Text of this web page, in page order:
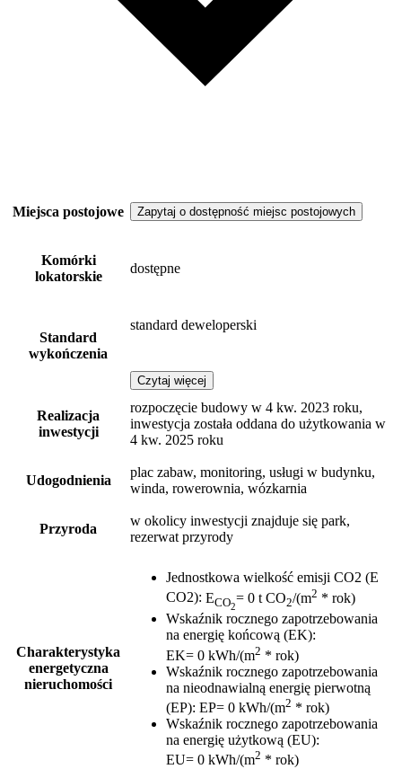
Miejsca postojowe Zapytaj o dostępność miejsc postojowych
Komórki
lokatorskie
dostępne
Standard
wykończenia
standard deweloperski
Czytaj więcej
Realizacja
inwestycji
rozpoczęcie budowy w 4 kw. 2023 roku,
inwestycja została oddana do użytkowania w
4 kw. 2025 roku
Udogodnienia
plac zabaw, monitoring, usługi w budynku,
winda, rowerownia, wózkarnia
Przyroda
w okolicy inwestycji znajduje się park,
rezerwat przyrody
Charakterystyka
energetyczna
nieruchomości
Jednostkowa wielkość emisji CO2 (E
CO2): ECO2
= 0 t CO2/(m2 * rok)
Wskaźnik rocznego zapotrzebowania
na energię końcową (EK):
EK= 0 kWh/(m2 * rok)
Wskaźnik rocznego zapotrzebowania
na nieodnawialną energię pierwotną
(EP): EP= 0 kWh/(m2 * rok)
Wskaźnik rocznego zapotrzebowania
na energię użytkową (EU):
EU= 0 kWh/(m2 * rok)